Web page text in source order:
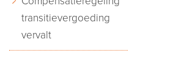
transitievergoeding
vervalt